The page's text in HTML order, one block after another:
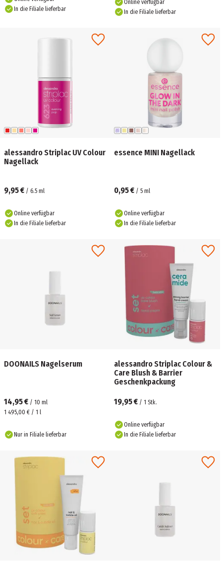
In die Filiale lieferbar
Online verfügbar
In die Filiale lieferbar
alessandro Striplac UV Colour
Nagellack
9,95 € / 6.5 ml
Online verfügbar
In die Filiale lieferbar
essence MINI Nagellack
0,95 € / 5 ml
Online verfügbar
In die Filiale lieferbar
DOONAILS Nagelserum
14,95 € / 10 ml
1 495,00 € / 1 l
Nur in Filiale lieferbar
alessandro Striplac Colour &
Care Blush & Barrier
Geschenkpackung
19,95 € / 1 Stk.
Online verfügbar
In die Filiale lieferbar